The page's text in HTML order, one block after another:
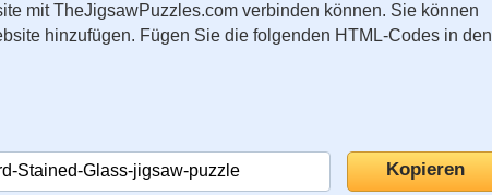
mit TheJigsawPuzzles.com verbinden können. Sie können
hinzufügen. Fügen Sie die folgenden HTML-Codes in den